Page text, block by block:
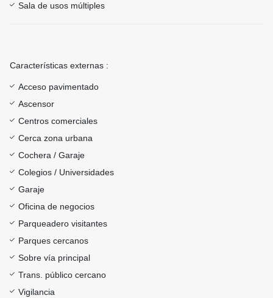
Sala de usos múltiples
Características externas :
Acceso pavimentado
Ascensor
Centros comerciales
Cerca zona urbana
Cochera / Garaje
Colegios / Universidades
Garaje
Oficina de negocios
Parqueadero visitantes
Parques cercanos
Sobre vía principal
Trans. público cercano
Vigilancia